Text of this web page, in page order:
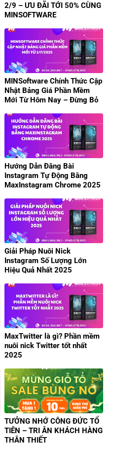
2/9 – ƯU ĐÃI TỚI 50% CÙNG
MINSOFTWARE
MINSoftware Chính Thức Cập
Nhật Bảng Giá Phần Mềm
Mới Từ Hôm Nay – Đừng Bỏ
Hướng Dẫn Đăng Bài
Instagram Tự Động Bằng
MaxInstagram Chrome 2025
Giải Pháp Nuôi Nick
Instagram Số Lượng Lớn
Hiệu Quả Nhất 2025
MaxTwitter là gì? Phần mềm
nuôi nick Twitter tốt nhất
2025
TƯỞNG NHỚ CÔNG ĐỨC TỔ
TIÊN – TRI ÂN KHÁCH HÀNG
THÂN THIẾT